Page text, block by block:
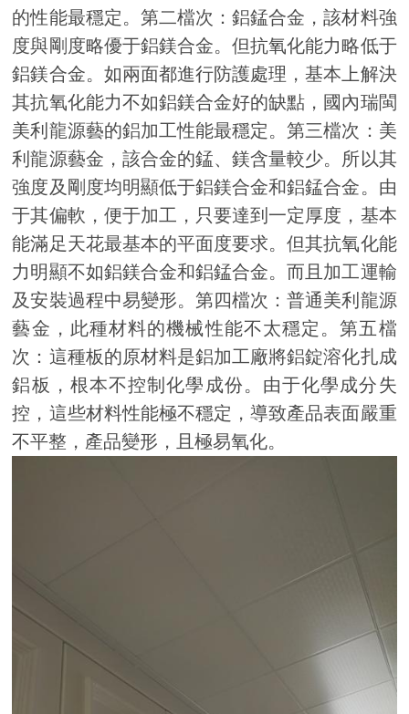
的性能最穩定。第二檔次：鋁錳合金，該材料強
度與剛度略優于鋁鎂合金。但抗氧化能力略低于
鋁鎂合金。如兩面都進行防護處理，基本上解決
其抗氧化能力不如鋁鎂合金好的缺點，國內瑞閩
美利龍源藝的鋁加工性能最穩定。第三檔次：美
利龍源藝金，該合金的錳、鎂含量較少。所以其
強度及剛度均明顯低于鋁鎂合金和鋁錳合金。由
于其偏軟，便于加工，只要達到一定厚度，基本
能滿足天花最基本的平面度要求。但其抗氧化能
力明顯不如鋁鎂合金和鋁錳合金。而且加工運輸
及安裝過程中易變形。第四檔次：普通美利龍源
藝金，此種材料的機械性能不太穩定。第五檔
次：這種板的原材料是鋁加工廠將鋁錠溶化扎成
鋁板，根本不控制化學成份。由于化學成分失
控，這些材料性能極不穩定，導致產品表面嚴重
不平整，產品變形，且極易氧化。